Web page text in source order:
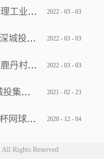
力波1987：老厂房助力环华理工业设计创新中心写入上海市级文件！ 2022 - 03 - 03
万物向新，“城”势前行——深城投集团“逐梦四十年”2022年年会 2022 - 03 - 03
深城投运营中心党支部慰问鹿丹村社区疫情防控一线工作人员 2022 - 03 - 03
众志成城 共筑未来——深城投集团2021云年会圆满落幕 2021 - 02 - 23
2020年首届坪山区“深城投”杯网球邀请赛完美落幕 2020 - 12 - 04
Rights Reserved